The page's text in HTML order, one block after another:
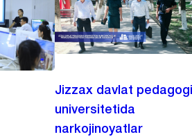
Jizzax davlat
universitetida
narkojinoyatlar